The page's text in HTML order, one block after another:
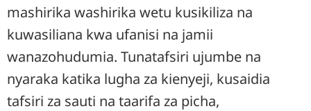
mashirika washirika wetu kusikiliza na
kuwasiliana kwa ufanisi na jamii
wanazohudumia. Tunatafsiri ujumbe na
nyaraka katika lugha za kienyeji, kusaidia
tafsiri za sauti na taarifa za picha,